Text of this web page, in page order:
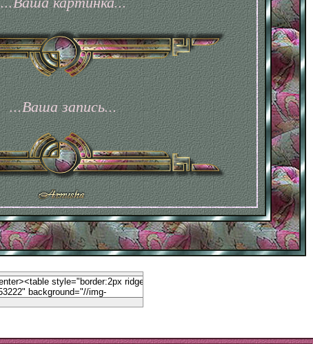
...Ваша запись...